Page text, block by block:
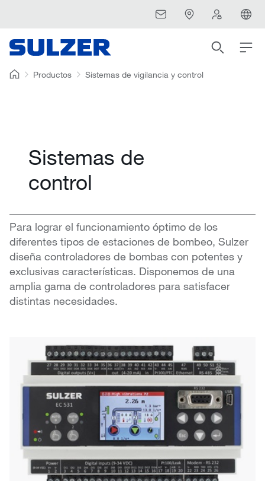
Productos Sistemas de vigilancia y control
Sistemas de
control
Para lograr el funcionamiento óptimo de los
diferentes tipos de estaciones de bombeo, Sulzer
diseña controladores de bombas con potentes y
exclusivas características. Disponemos de una
amplia gama de controladores para satisfacer
distintas necesidades.